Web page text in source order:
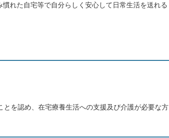
れた自宅等で自分らしく安心して日常生活を送れる
を認め、在宅療養生活への支援及び介護が必要な方